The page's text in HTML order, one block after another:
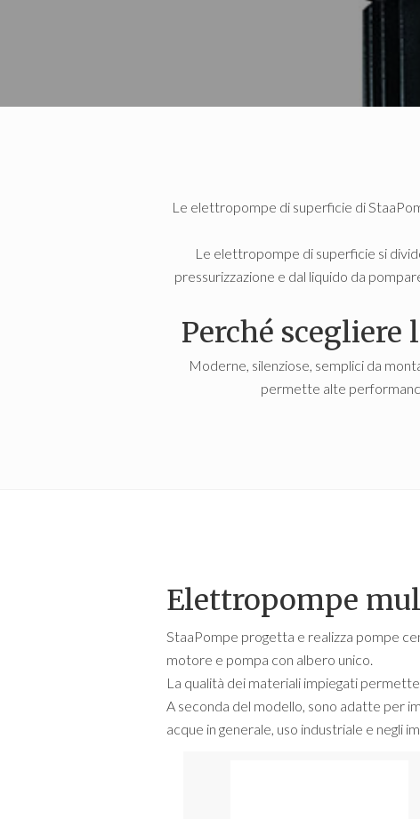
Le elettropompe di superficie di
Le elettropompe di superficie si
pressurizzazione e dal liquido da
Perché
Moderne, silenziose, semplici da
permette alte
Elettropompe
StaaPompe progetta e realizza pompe
motore e pompa con albero unico.
La qualità dei materiali impiegati
A seconda del modello, sono adatte per
acque in generale, uso industriale e negli